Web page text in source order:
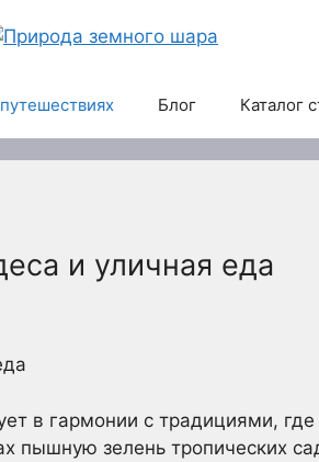
Блог Каталог
и уличная еда
в гармонии с традициями,
пышную зелень тропических